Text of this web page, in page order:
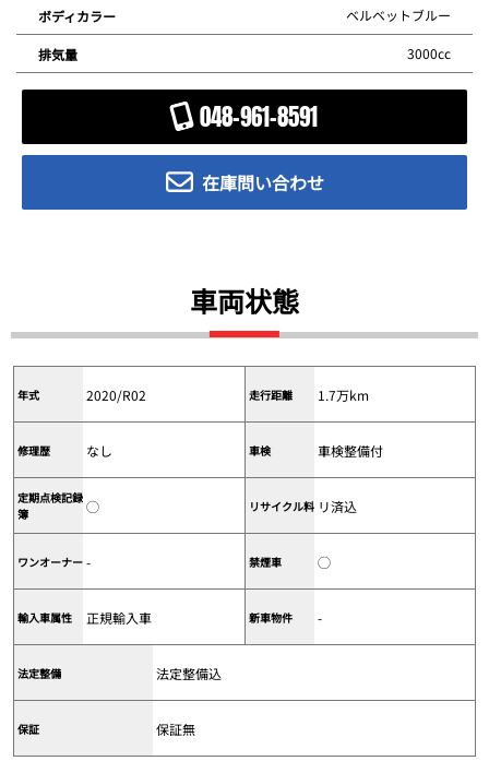
ボディカラー ベルベットブルー
排気量 3000cc
048-961-8591
在庫問い合わせ
車両状態
年式 2020/R02 走行距離 1.7万km
修理歴 なし 車検 車検整備付
定期点検記録
簿
◯ リサイクル料 リ済込
ワンオーナー - 禁煙車 ◯
輸入車属性 正規輸入車 新車物件 -
法定整備 法定整備込
保証 保証無